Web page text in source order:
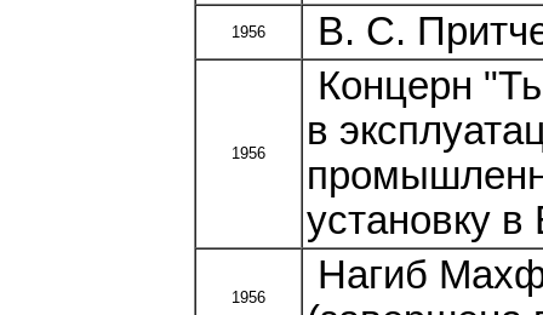
1956 В. С.
1956
Концерн
в
установку в
1956
Нагиб